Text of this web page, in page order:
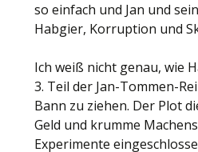
so einfach und Jan und
Habgier, Korruption und
Ich weiß nicht genau, wie
3. Teil der Jan-Tommen-
Bann zu ziehen. Der Plot
Geld und krumme
Experimente